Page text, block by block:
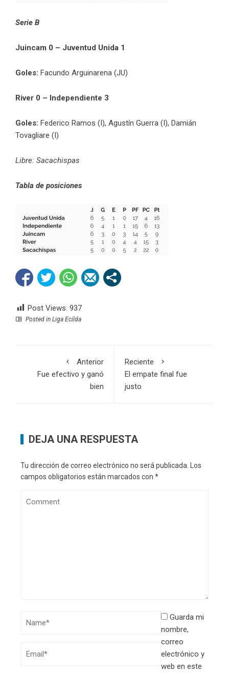
Serie B
Juincam 0 – Juventud Unida 1
Goles: Facundo Arguinarena (JU)
River 0 – Independiente 3
Goles: Federico Ramos (I), Agustín Guerra (I), Damián
Tovagliare (I)
Libre: Sacachispas
Tabla de posiciones
Post Views: 937
Posted in Liga Ecilda
Anterior
Fue efectivo y ganó
bien
Reciente
El empate final fue
justo
DEJA UNA RESPUESTA
Tu dirección de correo electrónico no será publicada.
Los
campos obligatorios están marcados con *
Guarda mi
nombre,
correo
electrónico y
web en este